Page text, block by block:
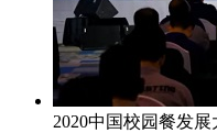
2020中国校园餐发